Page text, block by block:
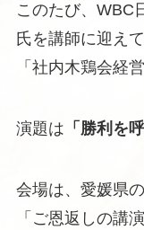
このたび、WBC
氏を講師に迎え
「社内木鶏会経
演題は 「勝利を
会場は、愛媛県
「ご恩返しの講